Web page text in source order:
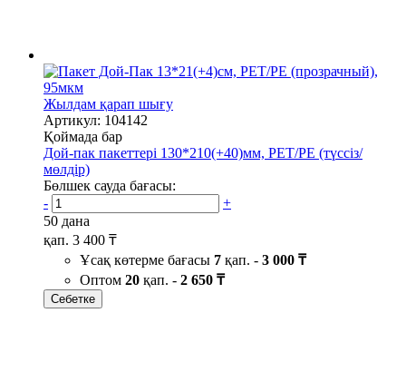
Жылдам қарап шығу
Артикул: 104142
Қоймада бар
Дой-пак пакеттері 130*210(+40)мм, PET/PE (түссіз/
мөлдір)
Бөлшек сауда бағасы:
-
+
50 дана
қап. 3 400 ₸
Ұсақ көтерме бағасы 7 қап. - 3 000 ₸
Оптом 20 қап. - 2 650 ₸
Себетке